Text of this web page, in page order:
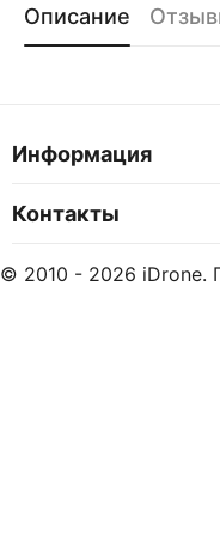
Описание
Информация
Контакты
© 2010 - 2026 iDrone.